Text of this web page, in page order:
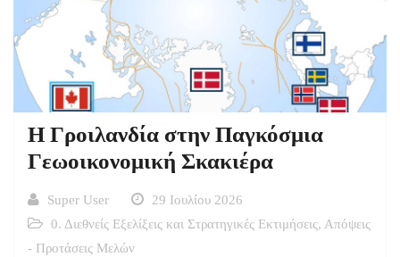
Η Γροιλανδία στην Παγκόσμια
Γεωοικονομική Σκακιέρα
Super User
29 Ιουλίου 2026
0. Διεθνείς Εξελίξεις και Στρατηγικές Εκτιμήσεις, Απόψεις
- Προτάσεις Μελών